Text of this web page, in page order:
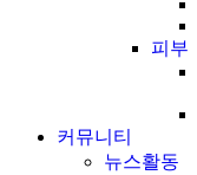
피부
커뮤니티
뉴스활동